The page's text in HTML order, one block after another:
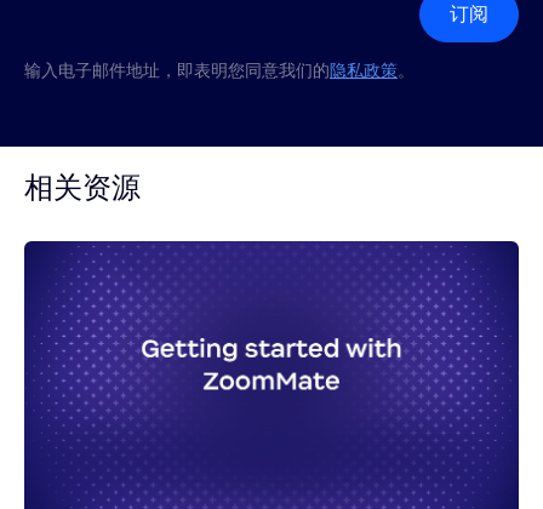
订阅
输入电子邮件地址，即表明您同意我们的隐私政策。
相关资源